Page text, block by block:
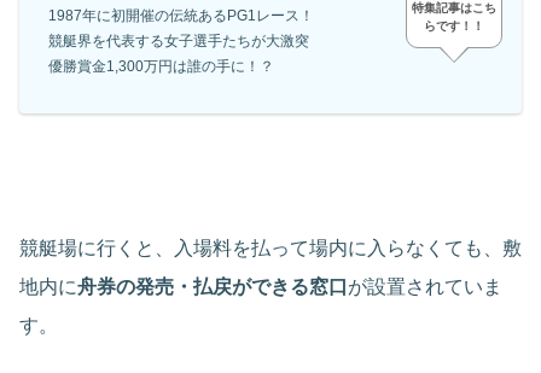
1987年に初開催の伝統あるPG1レース！
競艇界を代表する女子選手たちが大激突
優勝賞金1,300万円は誰の手に！？
特集記事はこち
らです！！
競艇場に行くと、入場料を払って場内に入らなくても、敷
地内に舟券の発売・払戻ができる窓口 が設置されていま
す。